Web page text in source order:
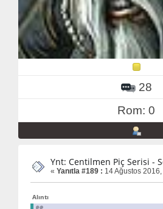
28
Rom: 0
Ynt: Centilmen Piç Serisi -
« Yanıtla #189 : 14 Ağustos
Alıntı